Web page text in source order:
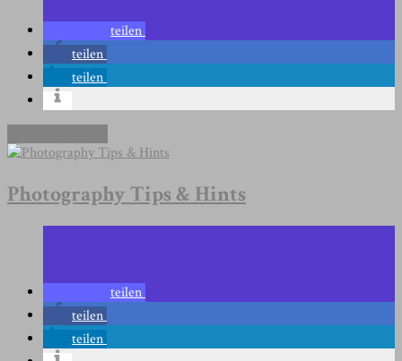
teilen
teilen
teilen
Photography Tips & Hints
teilen
teilen
teilen